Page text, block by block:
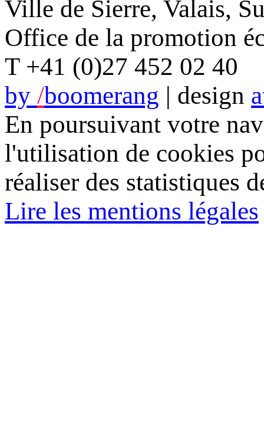
Ville de Sierre, Valais,
Office de la promotion
T +41 (0)27 452 02 40
by /boomerang | design
En poursuivant votre
l'utilisation de cookies
réaliser des statistiques
Lire les mentions légales